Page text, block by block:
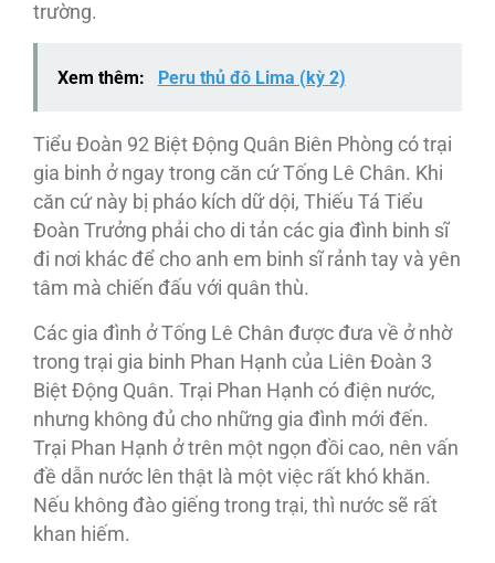
trường.
Xem thêm: Peru thủ đô Lima (kỳ 2)
Tiểu Ðoàn 92 Biệt Ðộng Quân Biên Phòng có trại
gia binh ở ngay trong căn cứ Tống Lê Chân. Khi
căn cứ này bị pháo kích dữ dội, Thiếu Tá Tiểu
Ðoàn Trưởng phải cho di tản các gia đình binh sĩ
đi nơi khác để cho anh em binh sĩ rảnh tay và yên
tâm mà chiến đấu với quân thù.
Các gia đình ở Tống Lê Chân được đưa về ở nhờ
trong trại gia binh Phan Hạnh của Liên Ðoàn 3
Biệt Ðộng Quân. Trại Phan Hạnh có điện nước,
nhưng không đủ cho những gia đình mới đến.
Trại Phan Hạnh ở trên một ngọn đồi cao, nên vấn
đề dẫn nước lên thật là một việc rất khó khăn.
Nếu không đào giếng trong trại, thì nước sẽ rất
khan hiếm.